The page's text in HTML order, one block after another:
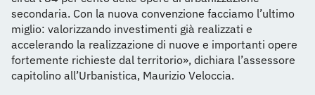
secondaria. Con la nuova convenzione facciamo l’ultimo
miglio: valorizzando investimenti già realizzati e
accelerando la realizzazione di nuove e importanti opere
fortemente richieste dal territorio», dichiara l’assessore
capitolino all’Urbanistica, Maurizio Veloccia.